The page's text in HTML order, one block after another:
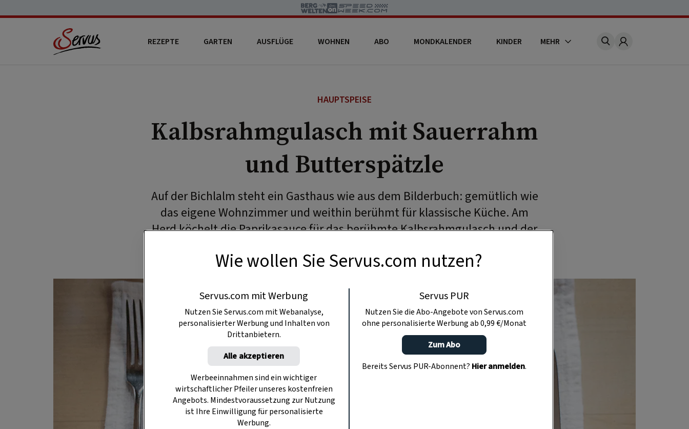
REZEPTE GARTEN AUSFLÜGE WOHNEN ABO MONDKALENDER KINDER MEHR Account
HAUPTSPEISE
Kalbsrahmgulasch mit Sauerrahm
und Butterspätzle
Auf der Bichlalm steht ein Gasthaus wie aus dem Bilderbuch: gemütlich wie
das eigene Wohnzimmer und weithin berühmt für klassische Küche. Am
Herd köchelt die Paprikasauce für das berühmte Kalbsrahmgulasch und der
Wie wollen Sie Servus.com nutzen?
Servus.com mit Werbung
Nutzen Sie Servus.com mit Webanalyse,
personalisierter Werbung und Inhalten von
Drittanbietern.
Alle akzeptieren
Werbeeinnahmen sind ein wichtiger
wirtschaftlicher Pfeiler unseres kostenfreien
Angebots. Mindestvoraussetzung zur Nutzung
ist Ihre Einwilligung für personalisierte
Werbung.
Servus PUR
Nutzen Sie die Abo-Angebote von Servus.com
ohne personalisierte Werbung ab 0,99 €/Monat
Zum Abo
Bereits Servus PUR-Abonnent? Hier anmelden.